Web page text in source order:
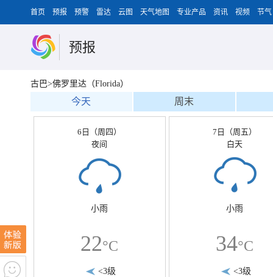
首页 预报 预警 雷达 云图 天气地图 专业产品 资讯 视频 节气
预报
古巴>佛罗里达（Florida）
今天 周末
6日（周四）
夜间
小雨
22°C
<3级
7日（周五）
白天
小雨
34°C
<3级